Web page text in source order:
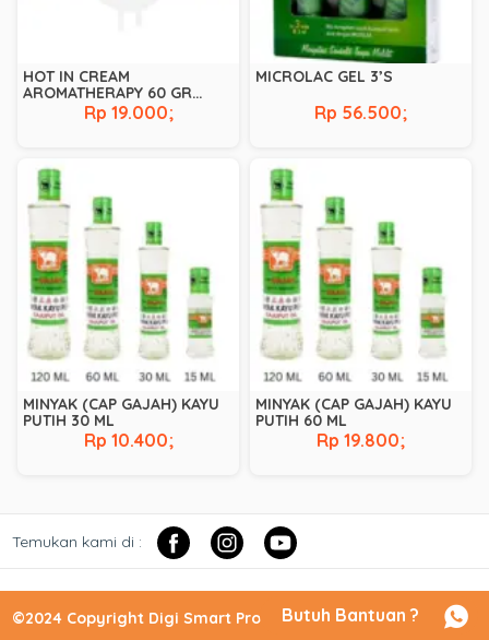
HOT IN CREAM
AROMATHERAPY 60 GR
Rp 19.000;
MICROLAC GEL 3’S
Rp 56.500;
MINYAK (CAP GAJAH) KAYU
PUTIH 30 ML
Rp 10.400;
MINYAK (CAP GAJAH) KAYU
PUTIH 60 ML
Rp 19.800;
Temukan kami di :
©2024 Copyright Digi Smart Pro Butuh Bantuan ?